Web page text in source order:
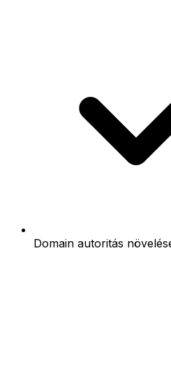
Domain autoritás